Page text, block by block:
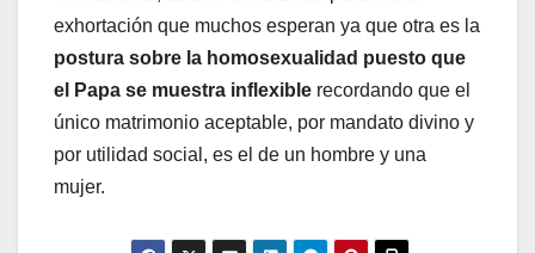
exhortación que muchos esperan ya que otra es la
postura sobre la homosexualidad puesto que
el Papa se muestra inflexible recordando que el
único matrimonio aceptable, por mandato divino y
por utilidad social, es el de un hombre y una
mujer.